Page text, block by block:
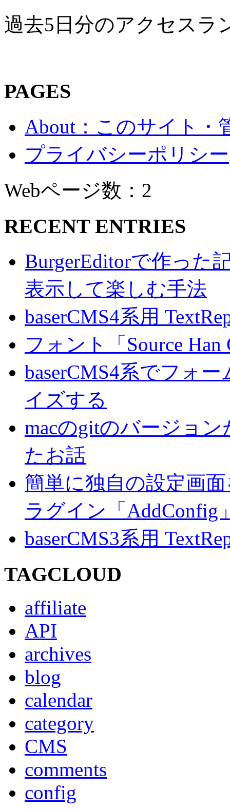
過去5日分のアクセスラ
PAGES
About：このサイト・
プライバシーポリシー
Webページ数：2
RECENT ENTRIES
BurgerEditorで作った
表示して楽しむ手法
baserCMS4系用
フォント「Source
baserCMS4系でフォ
イズする
macのgitのバージョ
たお話
簡単に独自の設定画
ラグイン「AddConfig
baserCMS3系用
TAGCLOUD
affiliate
API
archives
blog
calendar
category
CMS
comments
config